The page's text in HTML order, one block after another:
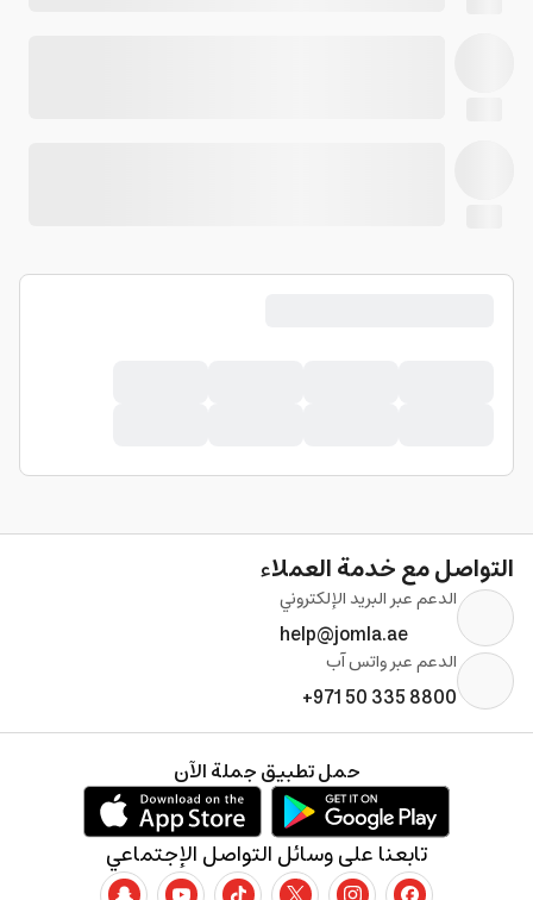
التواصل مع خدمة العملاء
الدعم عبر البريد الإلكتروني
help@jomla.ae
الدعم عبر واتس آب
+971 50 335 8800
تابعنا على وسائل التواصل الإجتماعي
حمل تطبيق جملة الآن